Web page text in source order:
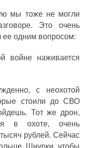
мы тоже не могли
Это очень
ее одним вопросом:
войне наживается
с неохотой
стоили до СВО
Тот же дрон,
в охоте, очень
рублей. Сейчас
Шнурки, чтобы